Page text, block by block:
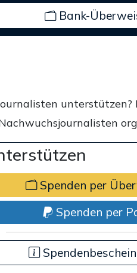
Bank-
Spenden per
Spenden per